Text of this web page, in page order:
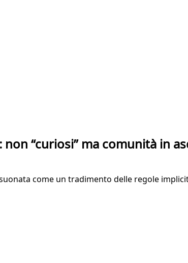
non “curiosi” ma comunità in
come un tradimento delle regole